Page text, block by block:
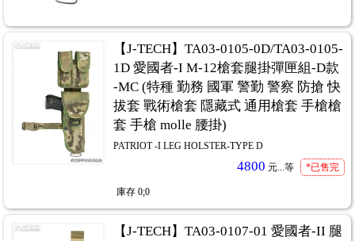
【J-TECH】TA03-0105-0D/TA03-0105-
1D 愛國者-I M-12槍套腿掛彈匣組-D款
-MC (特種 勤務 國軍 警勤 警察 防搶 快
拔套 戰術槍套 隱藏式 通用槍套 手槍槍
套 手槍 molle 腰掛)
PATRIOT -I LEG HOLSTER-TYPE D
4800 元... 等 *已售完
庫存 0;0
【J-TECH】TA03-0107-01 愛國者-II 腿